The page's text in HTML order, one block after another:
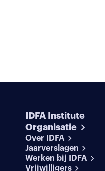
IDFA Institute
Organisatie
Over IDFA
Jaarverslagen
Werken bij IDFA
Vrijwilligers